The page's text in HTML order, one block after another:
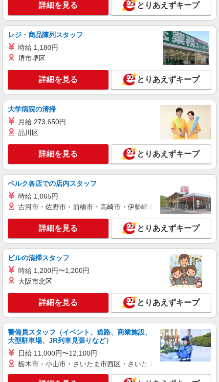
ライフ水元店（店舗コード846）
衣料品
時給1,235円以上
ライフ水元店 東京都葛飾区水元2-11-5
詳細を見る
ライフ水元店（店舗コード846）
ライフ水元店 東京都葛飾区水元2-11-5
キープ 詳細を見る
パート
ライフ奥戸街道店（店舗コード877）
時給1,235円以上
ライフ奥戸街道店 東京都葛飾区奥戸2-14-25
キープ 詳細を見る
アルバイト
ライフ奥戸店（店舗コード873）
時給1,260円以上 高校生 時給1,235円
ライフ奥戸店 東京都葛飾区奥戸3-23-19
キープ 詳細を見る
アルバイト パート
ライフ奥戸街道店（店舗コード877）
ネットスーパー
詳細を見る とりあえずキープ
レジ・商品陳列スタッフ
時給 1,180円
堺市堺区
詳細を見る とりあえずキープ
大学病院の清掃
月給 273,650円
品川区
詳細を見る とりあえずキープ
ベルク各店での店内スタッフ
時給 1,065円
古河市・佐野市・前橋市・高崎市・伊勢崎市・太田市・館林市
詳細を見る とりあえずキープ
ビルの清掃スタッフ
時給 1,200円〜1,200円
大阪市北区
詳細を見る とりあえずキープ
警備員スタッフ（イベント、道路、商業施設、
大型駐車場、JR列車見張りなど）
日給 11,000円〜12,100円
栃木市・小山市・さいたま市西区・さいたま市岩槻区・久喜市・